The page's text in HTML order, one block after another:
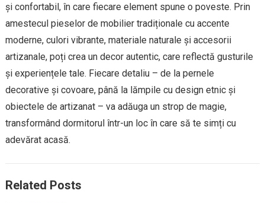
și confortabil, în care fiecare element spune o poveste. Prin
amestecul pieselor de mobilier tradiționale cu accente
moderne, culori vibrante, materiale naturale și accesorii
artizanale, poți crea un decor autentic, care reflectă gusturile
și experiențele tale. Fiecare detaliu – de la pernele
decorative și covoare, până la lămpile cu design etnic și
obiectele de artizanat – va adăuga un strop de magie,
transformând dormitorul într-un loc în care să te simți cu
adevărat acasă.
Related Posts